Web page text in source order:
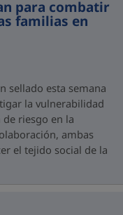
para combatir
familias en
sellado esta semana
la vulnerabilidad
riesgo en la
ambas
el tejido social de la